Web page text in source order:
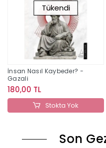
Tükendi
İnsan Nasıl Kaybeder? -
Gazali
180,00 TL
Stokta Yok
Son